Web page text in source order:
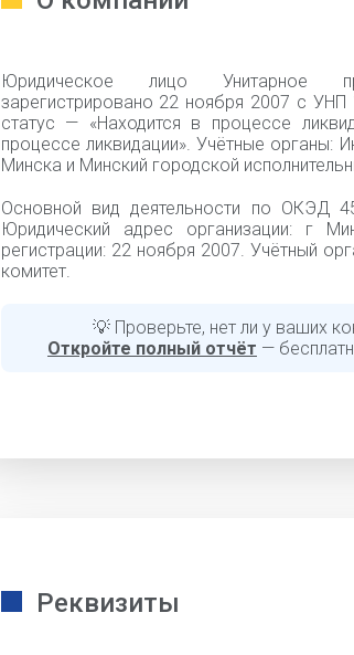
Юридическое лицо Унитарное
зарегистрировано 22 ноября 2007 с
статус — «Находится в процессе
процессе ликвидации». Учётные
Минска и Минский городской
Основной вид деятельности по ОКЭД
Юридический адрес организации: г
регистрации: 22 ноября 2007. Учётный
комитет.
💡 Проверьте, нет ли у ваших
Откройте полный отчёт —
Реквизиты